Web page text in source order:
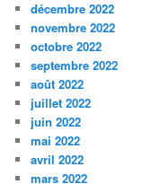
décembre 2022
novembre 2022
octobre 2022
septembre 2022
août 2022
juillet 2022
juin 2022
mai 2022
avril 2022
mars 2022